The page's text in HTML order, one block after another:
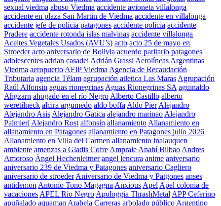
sexual viedma abuso Viedma accidente avioneta villalonga
accidente en plaza San Martin de Viedma accidente en villalonga
accidente jefe de policia patagones accidente policia accidente
Pradere accidente rotonda islas malvinas accidente villalonga
Aceites Vegetales Usados (AVU’s) acto acto 25 de mayo en
Stroeder acto aniversario de Bolivia acuerdo paritario patagones
adolescentes adrian casadei Adrián Grassi Aerolíneas Argentinas
Viedma aeropuerto AFIP Viedma Agencia de Recaudación
Tributaria agencia Télam agrupación atletica Las Maras Agrupación
Raúl Alfonsin aguas rionegrinas Aguas Rionegrinas SA aguinaldo
Ahgzarn ahogado en el río Negro Alberto Castillo alberto
weretilneck alcira argumedo aldo boffa Aldo Pier Alejandro
Alejandro Asis Alejandro Gatica alejandro marinao Alejandro
Palmieri Alejandro Rost alfonsín allanamiento Allanamiento en
allanamiento en Patagones allanamiento en Patagones julio 2026
Allanamiento en Villa del Carmen allanamiento inalauquen
ambiente amenzas a Gladis Cofre Amprale Anahí Bilbao Andres
Amoroso Ángel Hechenleitner angel lencura anime aniversario
aniversario 239 de Viedma y Patagones aniversario Cagliero
aniversario de stroeder Aniversario de Viedma y Patgones anses
antidemon Antonio Tono Magagna Anxious Apel Apel colonia de
vacaciones APEL Río Negro Apologgia ThrashMetal APP Ceferino
apuñalado aquaman Arabela Carreras arbolado público Argentino